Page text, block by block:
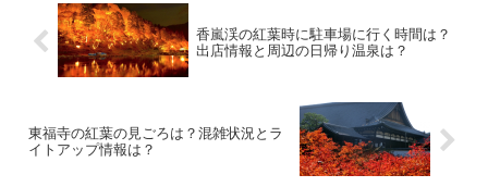
香嵐渓の紅葉時に駐車場に行く時間は？
出店情報と周辺の日帰り温泉は？
東福寺の紅葉の見ごろは？混雑状況とラ
イトアップ情報は？